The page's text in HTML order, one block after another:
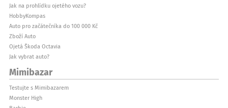
Jak na prohlídku ojetého vozu?
HobbyKompas
Auto pro začátečníka do 100 000 Kč
Zboží Auto
Ojetá Škoda Octavia
Jak vybrat auto?
Mimibazar
Testujte s Mimibazarem
Monster High